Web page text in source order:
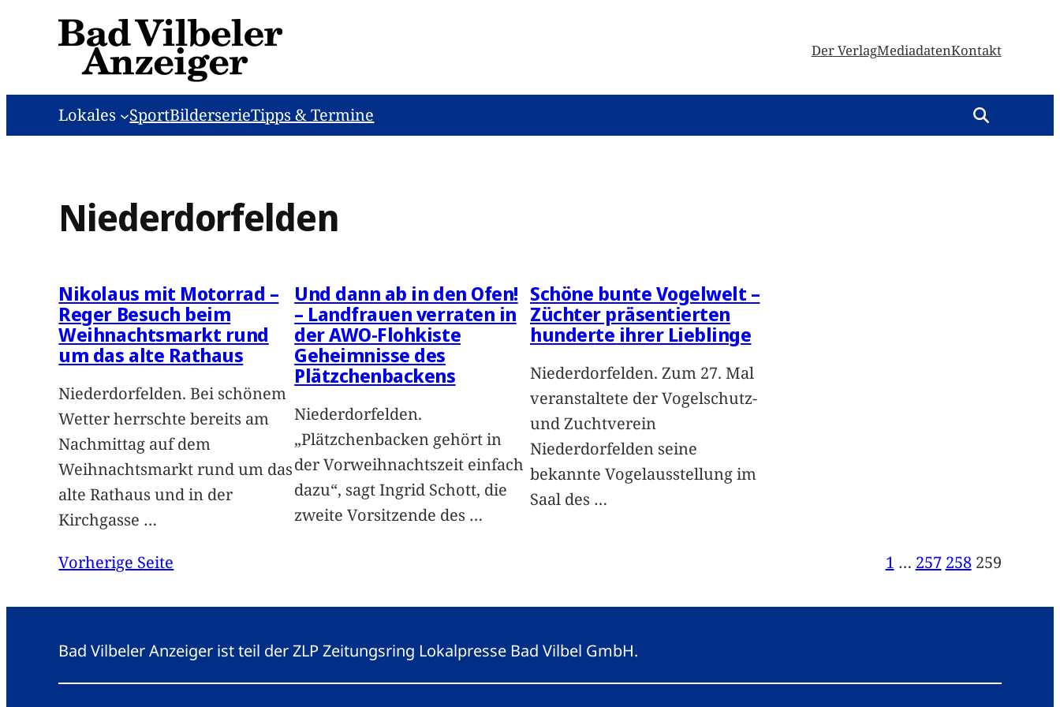
Der VerlagMediadatenKontakt
Lokales SportBilderserieTipps & Termine
Niederdorfelden
Nikolaus mit Motorrad –
Reger Besuch beim
Weihnachtsmarkt rund
um das alte Rathaus
Niederdorfelden. Bei schönem
Wetter herrschte bereits am
Nachmittag auf dem
Weihnachtsmarkt rund um das
alte Rathaus und in der
Kirchgasse …
Und dann ab in den Ofen!
– Landfrauen verraten in
der AWO-Flohkiste
Geheimnisse des
Plätzchenbackens
Niederdorfelden.
„Plätzchenbacken gehört in
der Vorweihnachtszeit einfach
dazu“, sagt Ingrid Schott, die
zweite Vorsitzende des …
Schöne bunte Vogelwelt –
Züchter präsentierten
hunderte ihrer Lieblinge
Niederdorfelden. Zum 27. Mal
veranstaltete der Vogelschutz-
und Zuchtverein
Niederdorfelden seine
bekannte Vogelausstellung im
Saal des …
Vorherige Seite 1 … 257 258 259
Bad Vilbeler Anzeiger ist teil der ZLP Zeitungsring Lokalpresse Bad Vilbel GmbH.